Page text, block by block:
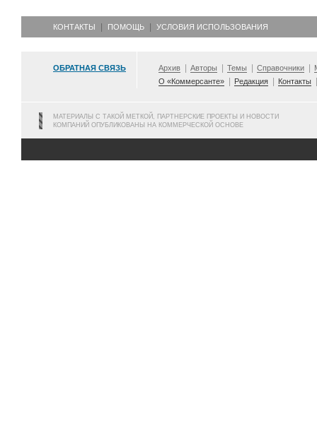
КОНТАКТЫ ПОМОЩЬ УСЛОВИЯ ИСПОЛЬЗОВАНИЯ
ОБРАТНАЯ СВЯЗЬ Архив Авторы Темы Справочники
О «Коммерсанте»
Редакция Контакты
МАТЕРИАЛЫ С ТАКОЙ МЕТКОЙ, ПАРТНЕРСКИЕ ПРОЕКТЫ И НОВОСТИ
КОМПАНИЙ ОПУБЛИКОВАНЫ НА КОММЕРЧЕСКОЙ ОСНОВЕ